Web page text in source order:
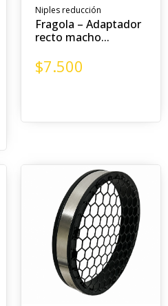
Niples reducción
Fragola – Adaptador
recto macho...
$7.500